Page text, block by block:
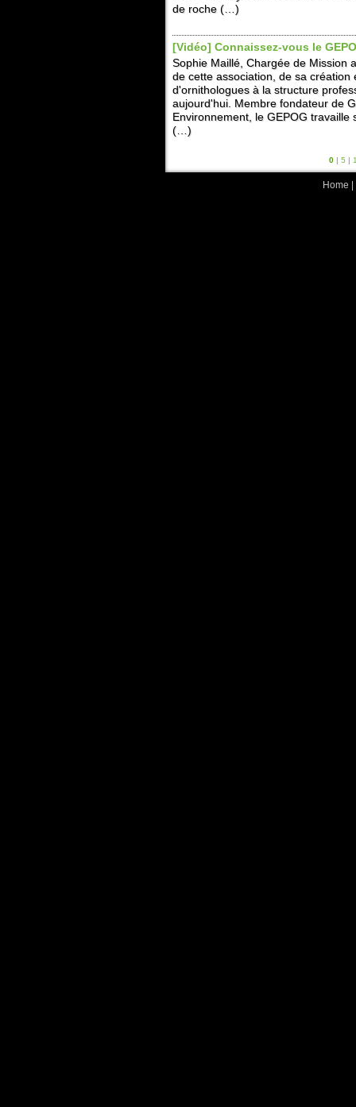
de roche (…)
[Vidéo] Connaissez-vous le
Sophie Maillé, Chargée de Mission
de cette association, de sa création
d'ornithologues à la structure
aujourd'hui. Membre fondateur de
Environnement, le GEPOG
(…)
0| 5 |
Home |